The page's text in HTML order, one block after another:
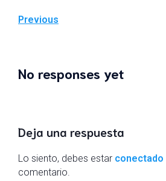
Previous
No responses yet
Deja una respuesta
Lo siento, debes estar conectado
comentario.